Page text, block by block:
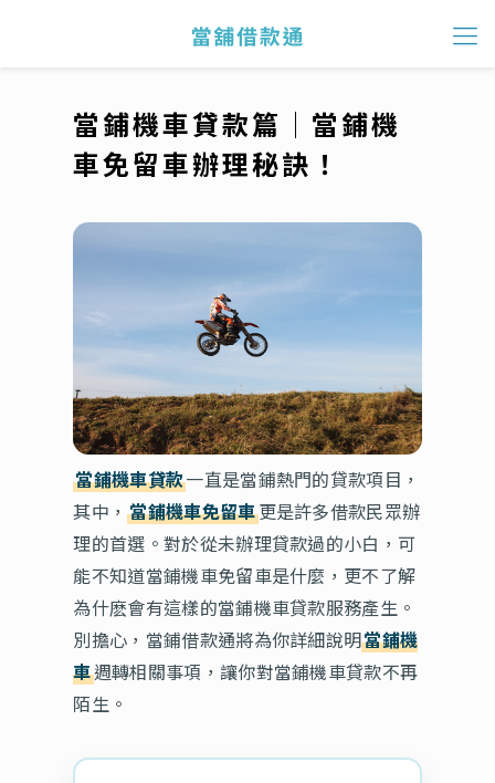
當鋪機車貸款篇│當鋪機
車免留車辦理秘訣！
當鋪機車貸款一直是當鋪熱門的貸款項目，
其中，當鋪機車免留車更是許多借款民眾辦
理的首選。對於從未辦理貸款過的小白，可
能不知道當鋪機車免留車是什麼，更不了解
為什麽會有這樣的當鋪機車貸款服務產生。
別擔心，當鋪借款通將為你詳細說明當鋪機
車週轉相關事項，讓你對當鋪機車貸款不再
陌生。